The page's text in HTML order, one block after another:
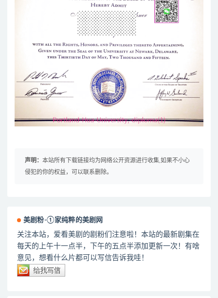
声明： 本站所有下载链接均为网络公开资源进行收集,如果不小心
侵犯的你的权益，可以联系删除。
美剧粉-①家纯粹的美剧网
关注本站，爱看美剧的剧粉们注意啦！本站的最新剧集在
每天的上午十一点半，下午的五点半添加更新一次！有啥
意见，想看什么片都可以写信告诉我哇！